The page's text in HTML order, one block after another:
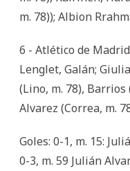
m. 78)); Albion
6 - Atlético de
Lenglet, Galán;
(Lino, m. 78), Barrios
Alvarez (Correa, m.
Goles: 0-1, m. 15:
0-3, m. 59 Julián